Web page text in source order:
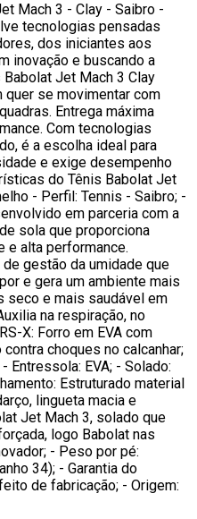
Mach 3 - Clay - Saibro -
tecnologias pensadas
dos iniciantes aos
inovação e buscando a
Jet Mach 3 Clay
quer se movimentar com
Entrega máxima
Com tecnologias
é a escolha ideal para
e exige desempenho
do Tênis Babolat Jet
- Perfil: Tennis - Saibro; -
em parceria com a
sola que proporciona
e alta performance.
de gestão da umidade que
e gera um ambiente mais
seco e mais saudável em
na respiração, no
X: Forro em EVA com
choques no calcanhar;
Entressola: EVA; - Solado:
Estruturado material
lingueta macia e
Jet Mach 3, solado que
logo Babolat nas
- Peso por pé:
34); - Garantia do
de fabricação; - Origem: